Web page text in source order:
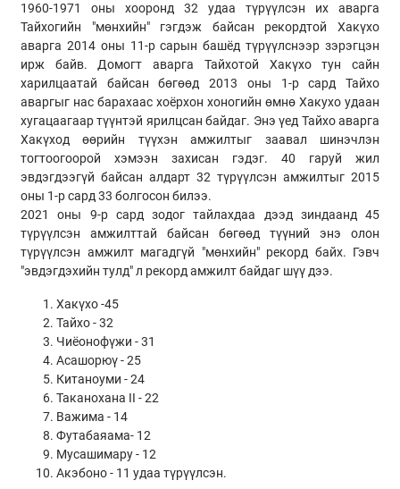
1960-1971 оны хооронд 32 удаа түрүүлсэн их аварга
Тайхогийн "мөнхийн" гэгдэж байсан рекордтой Хакүхо
аварга 2014 оны 11-р сарын башёд түрүүлснээр зэрэгцэн
ирж байв. Домогт аварга Тайхотой Хакүхо тун сайн
харилцаатай байсан бөгөөд 2013 оны 1-р сард Тайхо
аваргыг нас барахаас хоёрхон хоногийн өмнө Хакухо удаан
хугацаагаар түүнтэй ярилцсан байдаг. Энэ үед Тайхо аварга
Хакүход өөрийн түүхэн амжилтыг заавал шинэчлэн
тогтоогоорой хэмээн захисан гэдэг. 40 гаруй жил
эвдэгдээгүй байсан алдарт 32 түрүүлсэн амжилтыг 2015
оны 1-р сард 33 болгосон билээ.
2021 оны 9-р сард зодог тайлахдаа дээд зиндаанд 45
түрүүлсэн амжилттай байсан бөгөөд түүний энэ олон
түрүүлсэн амжилт магадгүй "мөнхийн" рекорд байх. Гэвч
"эвдэгдэхийн тулд" л рекорд амжилт байдаг шүү дээ.
Хакүхо -45
Тайхо - 32
Чиёонофүжи - 31
Асашорюү - 25
Китаноуми - 24
Таканохана II - 22
Важима - 14
Футабаяама- 12
Мусашимару - 12
Акэбоно - 11 удаа түрүүлсэн.